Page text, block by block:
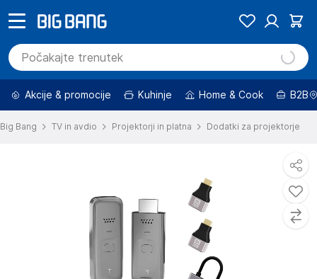
Akcije & promocije Kuhinje Home & Cook B2B
Big Bang TV in avdio Projektorji in platna Dodatki za projektorje